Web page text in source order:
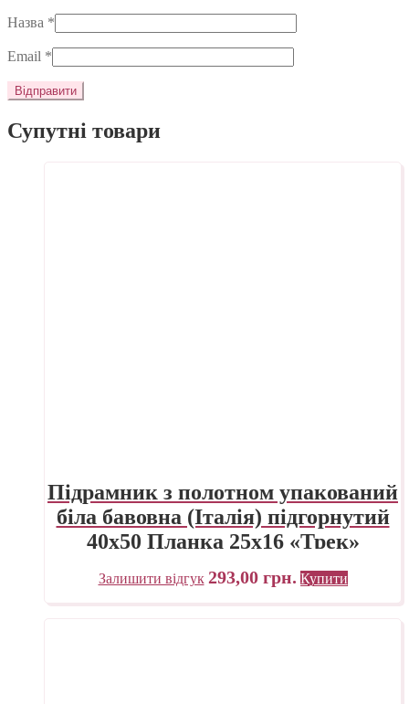
Назва *
Email *
Супутні товари
Підрамник з полотном упакований
біла бавовна (Італія) підгорнутий
40х50 Планка 25х16 «Трек»
Україна
Залишити відгук 293,00 грн. Купити